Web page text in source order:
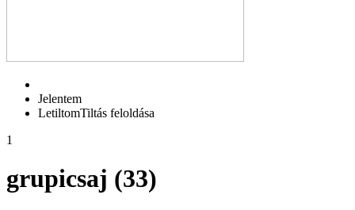
Jelentem
LetiltomTiltás feloldása
1
grupicsaj (33)